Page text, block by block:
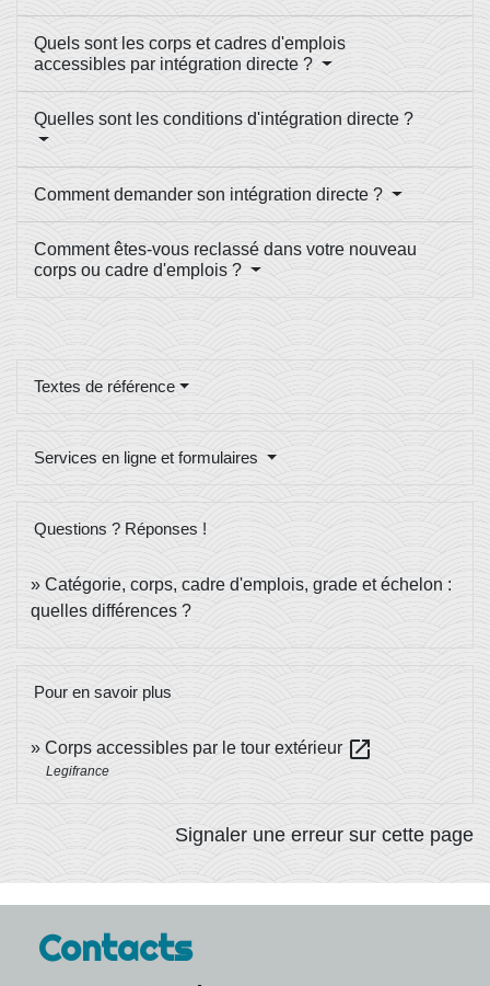
Quels sont les corps et cadres d'emplois
accessibles par intégration directe ?
Quelles sont les conditions d'intégration directe ?
Comment demander son intégration directe ?
Comment êtes-vous reclassé dans votre nouveau
corps ou cadre d'emplois ?
Textes de référence
Services en ligne et formulaires
Questions ? Réponses !
Catégorie, corps, cadre d'emplois, grade et échelon :
quelles différences ?
Pour en savoir plus
Corps accessibles par le tour extérieur open_in_new
Legifrance
Signaler une erreur sur cette page
Contacts